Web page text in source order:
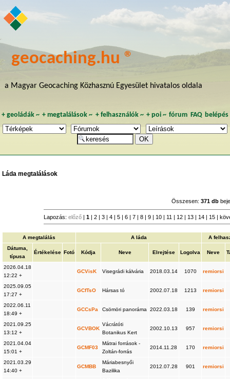
geocaching.hu ®
a Magyar Geocaching Közhasznú Egyesület hivatalos oldala
+ geoládák~ +megtalálások ~ + felhasználók~ + poi~ fórum FAQ belépés
Láda megtalálások
Összesen:371 db
Lapozás:előző |1 | 2 | 3 | 4 | 5 | 6 | 7 | 8 | 9 | 10 | 11 | 12 | 13 | 14 | 15 |
A megtalálás A láda
A
Dátuma,
típusa
Értékelése Fotó Kódja Neve Elrejtése Logolva Neve
2026.04.18
12:22 +
GCVisK Visegrádi kálvária 2018.03.14 1070 remiorsi
2025.09.05
17:27 +
GCfTsO Hársas tó 2002.07.18 1213 remiorsi
2022.06.11
18:49 +
GCCsPa Csömöri panoráma 2022.03.18 139 remiorsi
2021.09.25
13:12 +
GCVBOK
Vácrátóti
Botanikus Kert
2002.10.13 957 remiorsi
2021.04.04
15:01 +
GCMF03
Mátrai források -
Zoltán-forrás
2014.11.28 170 remiorsi
2021.03.29
14:40 +
GCMBB
Máriabesnyői
Bazilika
2012.07.28 901 remiorsi